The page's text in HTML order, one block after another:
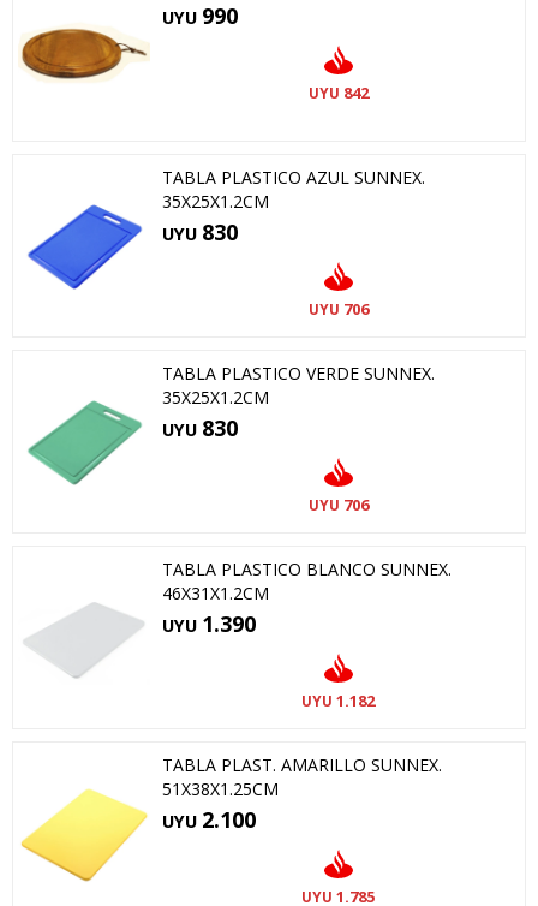
UYU 990
UYU 842
TABLA PLASTICO AZUL SUNNEX.
35X25X1.2CM
UYU 830
UYU 706
TABLA PLASTICO VERDE SUNNEX.
35X25X1.2CM
UYU 830
UYU 706
TABLA PLASTICO BLANCO SUNNEX.
46X31X1.2CM
UYU 1.390
UYU 1.182
TABLA PLAST. AMARILLO SUNNEX.
51X38X1.25CM
UYU 2.100
UYU 1.785